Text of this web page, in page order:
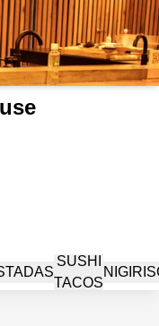
SUSHI
TACOS
NIGIRIS